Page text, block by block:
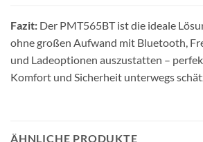
Fazit: Der PMT565BT ist die ideale
ohne großen Aufwand mit Bluetooth,
und Ladeoptionen auszustatten –
Komfort und Sicherheit unterwegs
ÄHNLICHE PRODUKTE